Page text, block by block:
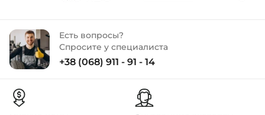
Есть вопросы?
Спросите у специалиста
+38 (068) 911 - 91 - 14